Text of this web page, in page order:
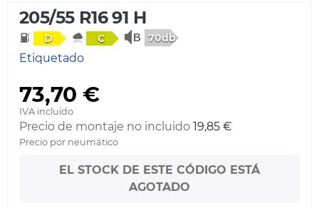
205/55 R16 91 H
D C 70db
Etiquetado
73,70 €
IVA incluido
Precio de montaje no incluido 19,85 €
Precio por neumático
EL STOCK DE ESTE CÓDIGO ESTÁ
AGOTADO